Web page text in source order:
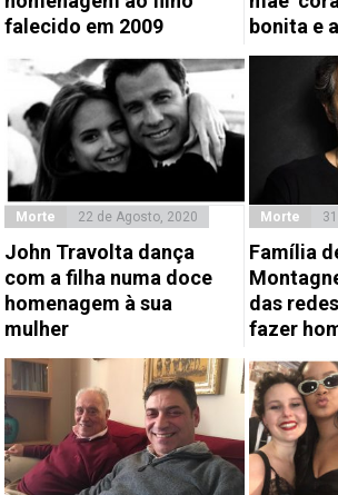
falecido em 2009
bonita e
Morte 22 de Agosto, 2020
John Travolta dança
com a filha numa doce
homenagem à sua
mulher
Morte
Família
das
fazer